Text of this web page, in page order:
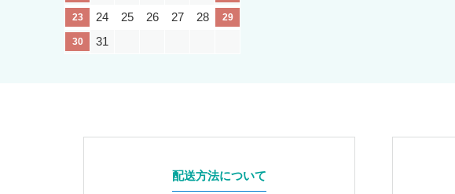
23 24 25 26 27 28 29
30 31
配送方法について